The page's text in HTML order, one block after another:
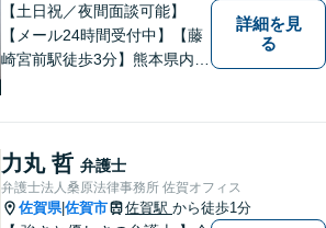
【土日祝／夜間面談可能】
【メール24時間受付中】【藤
崎宮前駅徒歩3分】熊本県内及
の方の契約関係トラブルまで
幅広くご相談いただいており
ます。お気軽にご相談くださ
詳細を見
る
力丸 哲 弁護士
弁護士法人桑原法律事務所 佐賀オフィス
佐賀県|佐賀市 佐賀駅 から徒歩1分